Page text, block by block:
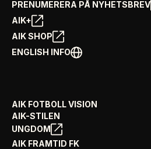
PRENUMERERA PÅ NYHETSBREV
AIK+
AIK SHOP
ENGLISH INFO
AIK FOTBOLL VISION
AIK-STILEN
UNGDOM
AIK FRAMTID FK